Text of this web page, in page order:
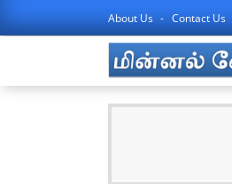
About Us Contact Us